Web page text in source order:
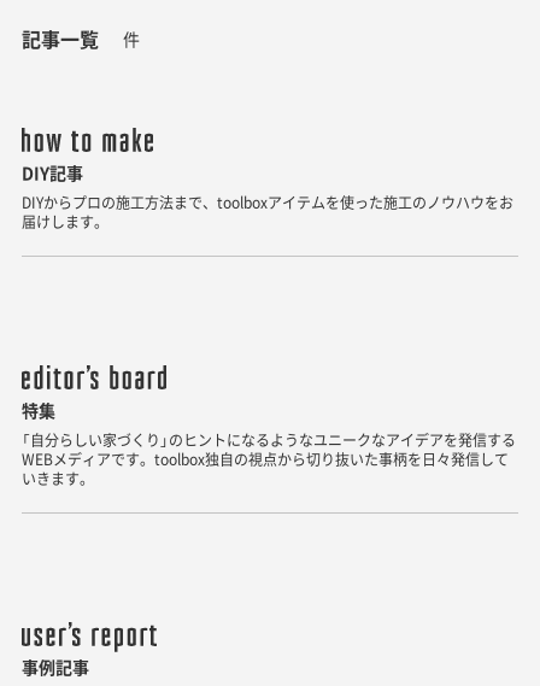
記事一覧 件
DIY記事
DIYからプロの施工方法まで、toolboxアイテムを使った施工のノウハウをお
届けします。
特集
「自分らしい家づくり」のヒントになるようなユニークなアイデアを発信する
WEBメディアです。toolbox独自の視点から切り抜いた事柄を日々発信して
いきます。
事例記事